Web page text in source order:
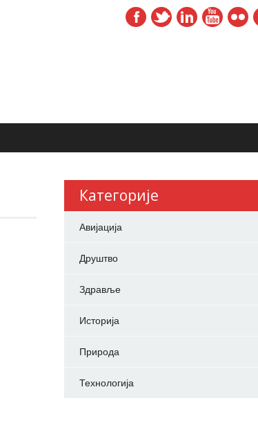
Категорије
Авијација
Друштво
Здравље
Историја
Природа
Технологија